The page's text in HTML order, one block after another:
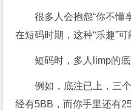
很多人会抱怨“你不懂
在短码时期，这种“乐趣”
短码时，多人limp的
例如，底注已上，三
经有5BB，而你手里还有